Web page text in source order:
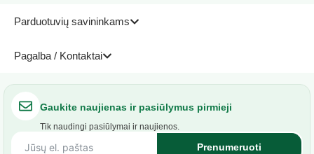
Parduotuvių savininkams
Pagalba / Kontaktai
Gaukite naujienas ir pasiūlymus pirmieji
Tik naudingi pasiūlymai ir naujienos.
Prenumeruoti